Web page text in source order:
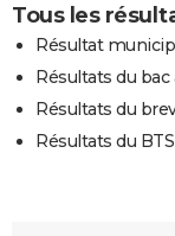
Tous les
Résultat
Résultats du bac
Résultats du
Résultats du